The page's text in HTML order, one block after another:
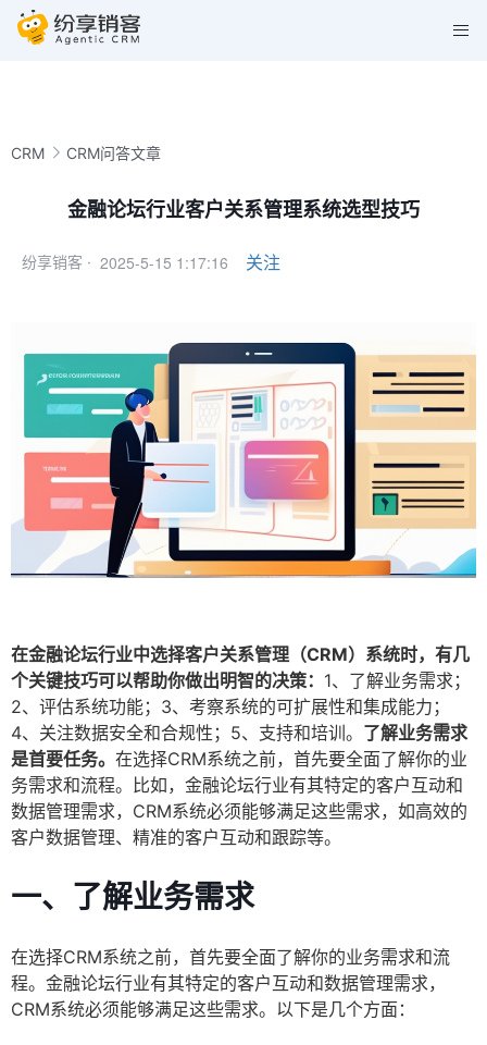
CRM CRM问答文章
金融论坛行业客户关系管理系统选型技巧
纷享销客 · 2025-5-15 1:17:16 关注
在金融论坛行业中选择客户关系管理（CRM）系统时，有几
个关键技巧可以帮助你做出明智的决策： 1、了解业务需求；
2、评估系统功能；3、考察系统的可扩展性和集成能力；
4、关注数据安全和合规性；5、支持和培训。 了解业务需求
是首要任务。 在选择CRM系统之前，首先要全面了解你的业
务需求和流程。比如，金融论坛行业有其特定的客户互动和
数据管理需求，CRM系统必须能够满足这些需求，如高效的
客户数据管理、精准的客户互动和跟踪等。
一、了解业务需求
在选择CRM系统之前，首先要全面了解你的业务需求和流
程。金融论坛行业有其特定的客户互动和数据管理需求，
CRM系统必须能够满足这些需求。以下是几个方面：